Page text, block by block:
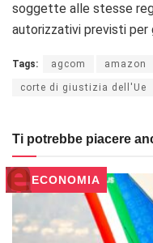
soggette alle stesse
autorizzativi previsti per
Tags: agcom amazon
corte di giustizia dell'Ue
Ti potrebbe piacere
ECONOMIA